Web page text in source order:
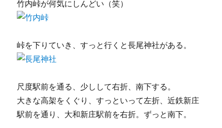
竹内峠が何気にしんどい（笑）
峠を下りていき、すっと行くと長尾神社がある。
尺度駅前を通る、少しして右折、南下する。
大きな高架をくぐり、すっといって左折、近鉄新庄
駅前を通り、大和新庄駅前を右折。ずっと南下。